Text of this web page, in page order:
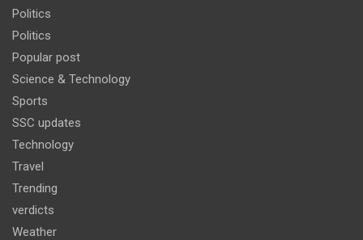
Politics
Politics
Popular post
Science & Technology
Sports
SSC updates
Technology
Travel
Trending
verdicts
Weather